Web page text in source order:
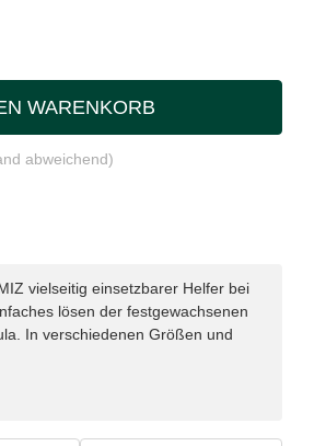
WARENKORB
abweichend)
vielseitig einsetzbarer Helfer bei
lösen der festgewachsenen
In verschiedenen Größen und